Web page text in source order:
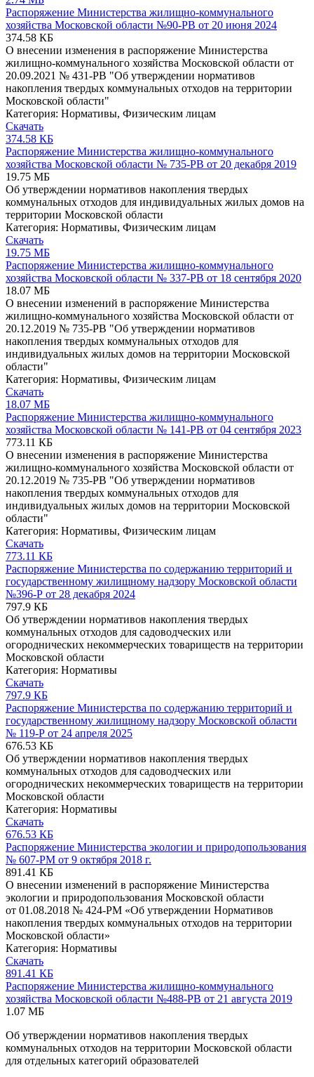
Распоряжение Министерства жилищно-коммунального
хозяйства Московской области №90-РВ от 20 июня 2024
374.58 КБ
О внесении изменения в распоряжение Министерства
жилищно-коммунального хозяйства Московской области от
20.09.2021 № 431-РВ "Об утверждении нормативов
накопления твердых коммунальных отходов на территории
Московской области"
Категория: Нормативы, Физическим лицам
Скачать
374.58 КБ
Распоряжение Министерства жилищно-коммунального
хозяйства Московской области № 735-РВ от 20 декабря 2019
19.75 МБ
Об утверждении нормативов накопления твердых
коммунальных отходов для индивидуальных жилых домов на
территории Московской области
Категория: Нормативы, Физическим лицам
Скачать
19.75 МБ
Распоряжение Министерства жилищно-коммунального
хозяйства Московской области № 337-РВ от 18 сентября 2020
18.07 МБ
О внесении изменений в распоряжение Министерства
жилищно-коммунального хозяйства Московской области от
20.12.2019 № 735-РВ "Об утверждении нормативов
накопления твердых коммунальных отходов для
индивидуальных жилых домов на территории Московской
области"
Категория: Нормативы, Физическим лицам
Скачать
18.07 МБ
Распоряжение Министерства жилищно-коммунального
хозяйства Московской области № 141-РВ от 04 сентября 2023
773.11 КБ
О внесении изменения в распоряжение Министерства
жилищно-коммунального хозяйства Московской области от
20.12.2019 № 735-РВ "Об утверждении нормативов
накопления твердых коммунальных отходов для
индивидуальных жилых домов на территории Московской
области"
Категория: Нормативы, Физическим лицам
Скачать
773.11 КБ
Распоряжение Министерства по содержанию территорий и
государственному жилищному надзору Московской области
№396-Р от 28 декабря 2024
797.9 КБ
Об утверждении нормативов накопления твердых
коммунальных отходов для садоводческих или
огороднических некоммерческих товариществ на территории
Московской области
Категория: Нормативы
Скачать
797.9 КБ
Распоряжение Министерства по содержанию территорий и
государственному жилищному надзору Московской области
№ 119-Р от 24 апреля 2025
676.53 КБ
Об утверждении нормативов накопления твердых
коммунальных отходов для садоводческих или
огороднических некоммерческих товариществ на территории
Московской области
Категория: Нормативы
Скачать
676.53 КБ
Распоряжение Министерства экологии и природопользования
№ 607-РМ от 9 октября 2018 г.
891.41 КБ
О внесении изменений в распоряжение Министерства
экологии и природопользования Московской области
от 01.08.2018 № 424-РМ «Об утверждении Нормативов
накопления твердых коммунальных отходов на территории
Московской области»
Категория: Нормативы
Скачать
891.41 КБ
Распоряжение Министерства жилищно-коммунального
хозяйства Московской области №488-РВ от 21 августа 2019
1.07 МБ
Об утверждении нормативов накопления твердых
коммунальных отходов на территории Московской области
для отдельных категорий образователей